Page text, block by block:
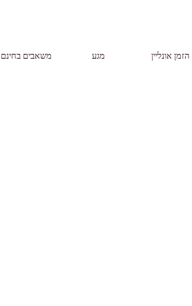
משאבים בחינם מגע הזמן אונליין